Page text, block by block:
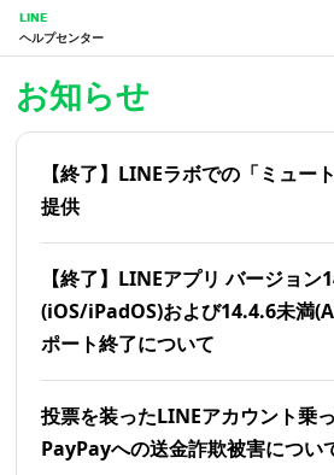
LINE
ヘルプセンター
お知らせ
【終了】LINEラボでの「ミュー
提供
【終了】LINEアプリ バージョン
(iOS/iPadOS)および14.4.6未満
ポート終了について
投票を装ったLINEアカウント乗
PayPayへの送金詐欺被害につい